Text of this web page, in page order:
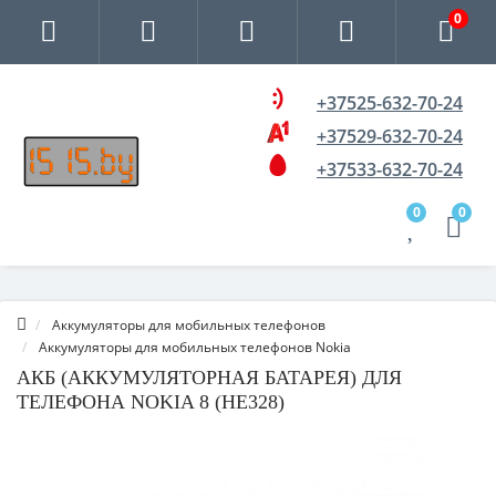
0
+37525-632-70-24
+37529-632-70-24
+37533-632-70-24
0 0
Аккумуляторы для мобильных телефонов
Аккумуляторы для мобильных телефонов Nokia
АКБ (АККУМУЛЯТОРНАЯ БАТАРЕЯ) ДЛЯ
ТЕЛЕФОНА NOKIA 8 (HE328)